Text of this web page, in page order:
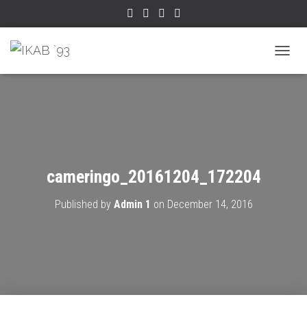
cameringo_20161204_172204
Published by Admin 1 on December 14, 2016